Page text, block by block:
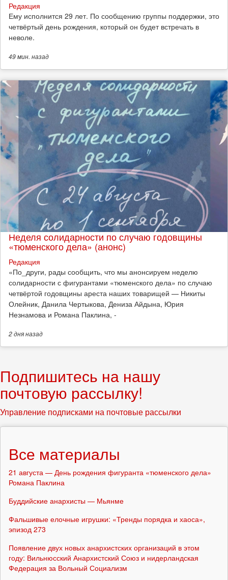
Редакция
Ему исполнится 29 лет. По сообщению группы поддержки, это
четвёртый день рождения, который он будет встречать в
неволе.
49 мин. назад
Неделя солидарности по случаю годовщины
«тюменского дела» (анонс)
Редакция
​«По_други, рады сообщить, что мы анонсируем неделю
солидарности с фигурантами «тюменского дела» по случаю
четвёртой годовщины ареста наших товарищей — Никиты
Олейник, Данила Чертыкова, Дениза Айдына, Юрия
Незнамова и Романа Паклина, -
2 дняназад
Подпишитесь на нашу
почтовую рассылку!
Управление подписками на почтовые рассылки
Все материалы
21 августа — День рождения фигуранта «тюменского дела»
Романа Паклина
Буддийские анархисты — Мьянме
Фальшивые елочные игрушки: «Тренды порядка и хаоса»,
эпизод 273
Появление двух новых анархистских организаций в этом
году: Вильнюсский Анархистский Союз и нидерландская
Федерация за Вольный Социализм